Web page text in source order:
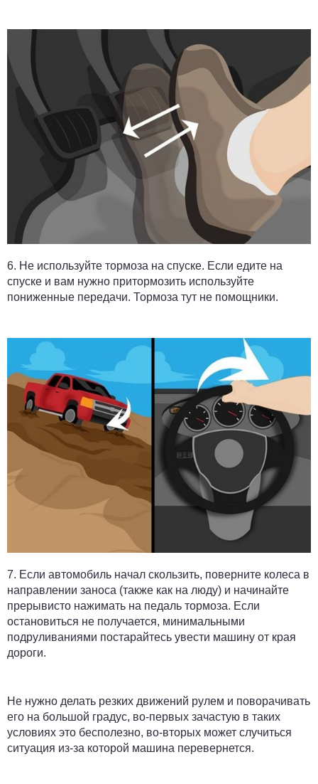
6. Не используйте тормоза на спуске. Если едите на
спуске и вам нужно притормозить используйте
пониженные передачи. Тормоза тут не помощники.
7. Если автомобиль начал скользить, поверните колеса в
направлении заноса (также как на люду) и начинайте
прерывисто нажимать на педаль тормоза. Если
остановиться не получается, минимальными
подруливаниями постарайтесь увести машину от края
дороги.
Не нужно делать резких движений рулем и поворачивать
его на большой градус, во-первых зачастую в таких
условиях это бесполезно, во-вторых может случиться
ситуация из-за которой машина перевернется.